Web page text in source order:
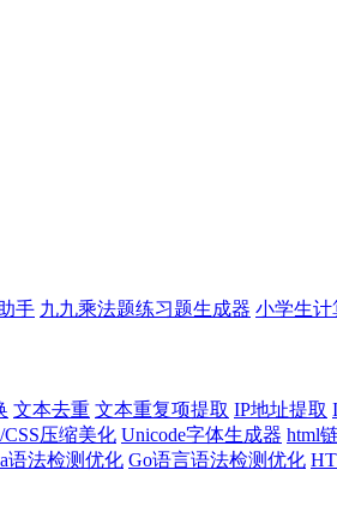
手 九九乘法题练习题生成器 小学生计
文本去重 文本重复项提取 IP地址提取
压缩美化 Unicode字体生成器 html
语法检测优化 Go语言语法检测优化